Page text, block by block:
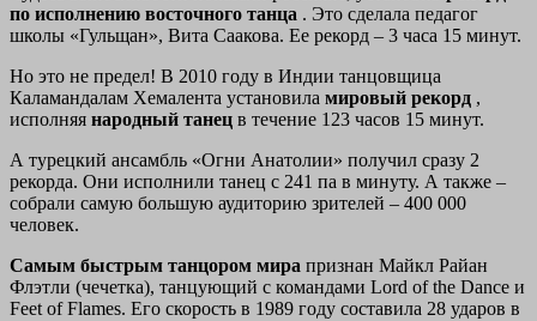
по исполнению восточного танца . Это сделала педагог
школы «Гульщан», Вита Саакова. Ее рекорд – 3 часа 15 минут.
Но это не предел! В 2010 году в Индии танцовщица
Каламандалам Хемалента установила мировый рекорд ,
исполняя народный танец в течение 123 часов 15 минут.
А турецкий ансамбль «Огни Анатолии» получил сразу 2
рекорда. Они исполнили танец с 241 па в минуту. А также –
собрали самую большую аудиторию зрителей – 400 000
человек.
Самым быстрым танцором мира признан Майкл Райан
Флэтли (чечетка), танцующий с командами Lord of the Dance и
Feet of Flames. Его скорость в 1989 году составила 28 ударов в